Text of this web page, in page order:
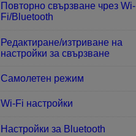
Повторно свързване чрез Wi-
Fi/Bluetooth
Редактиране/изтриване на
настройки за свързване
Самолетен режим
Wi-Fi настройки
Настройки за Bluetooth